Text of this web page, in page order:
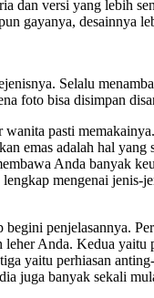
dan versi yang lebih
gayanya, desainnya
Selalu
bisa disimpan
pasti
emas adalah hal
Anda banyak
mengenai jenis-
begini penjelasannya.
Anda. Kedua yaitu
yaitu perhiasan
juga banyak sekali